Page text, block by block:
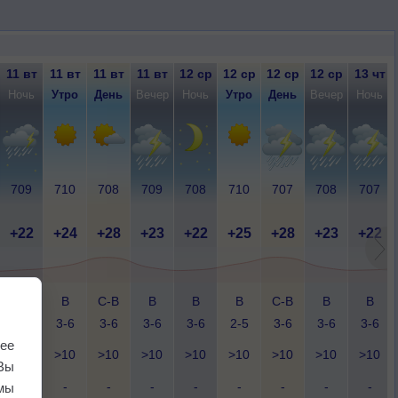
11 вт 11 вт 11 вт 11 вт 12 ср 12 ср 12 ср 12 ср 13 чт
Ночь Утро День Вечер Ночь Утро День Вечер Ночь
709 710 708 709 708 710 707 708 707
+22 +24 +28 +23 +22 +25 +28 +23 +22
В
3-6
С-В
3-6
В
3-6
В
3-6
В
2-5
С-В
3-6
В
3-6
В
3-6
>10 >10 >10 >10 >10 >10 >10 >10 >10
- - - - - - - -